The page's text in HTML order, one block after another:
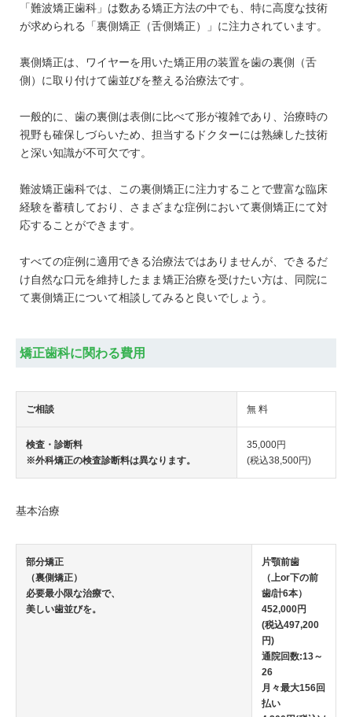
「難波矯正歯科」は数ある矯正方法の中でも、特に高度な技術
が求められる「裏側矯正（舌側矯正）」に注力されています。
裏側矯正は、ワイヤーを用いた矯正用の装置を歯の裏側（舌
側）に取り付けて歯並びを整える治療法です。
一般的に、歯の裏側は表側に比べて形が複雑であり、治療時の
視野も確保しづらいため、担当するドクターには熟練した技術
と深い知識が不可欠です。
難波矯正歯科では、この裏側矯正に注力することで豊富な臨床
経験を蓄積しており、さまざまな症例において裏側矯正にて対
応することができます。
すべての症例に適用できる治療法ではありませんが、できるだ
け自然な口元を維持したまま矯正治療を受けたい方は、同院に
て裏側矯正について相談してみると良いでしょう。
矯正歯科に関わる費用
ご相談 無 料
検査・診断料
※外科矯正の検査診断料は異なります。
35,000円
(税込38,500円)
基本治療
部分矯正
（裏側矯正）
必要最小限な治療で、
美しい歯並びを。
片顎前歯
（上or下の前
歯/計6本）
452,000円
(税込497,200
円)
通院回数:13～
26
月々最大156回
払い